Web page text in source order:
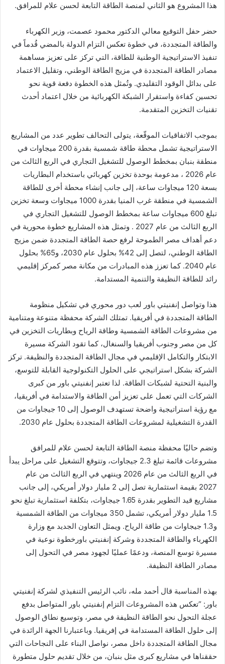
هذا المشروع هو الثاني لمنصة الطاقة التابعة لحسن علام للمرافق.
حضر حفل التوقيع معالي الدكتور محمود عصمت، وزير الكهرباء
والطاقة المتجددة، في خطوة تعكس التزام الدولة بالمضي قُدماً في
تنفيذ الاستراتيجية الوطنية للطاقة، التي تركز على تعزيز مساهمة
مصادر الطاقة المتجددة في مزيج الطاقة الوطني، وتقليل الاعتماد
على بدائل الوقود التقليدي. وتُمثل هذه الخطوة دفعة قوية نحو
تحسين كفاءة واستقرار الشبكة الكهربائية من خلال اعتماد أحدث
تقنيات التخزين المتقدمة.
بموجب الاتفاقيات الموقّعة، يتولى التحالف تطوير عدد من المشاريع
الاستراتيجية تشمل محطة طاقة شمسية بقدرة 200 ميجاوات في
منطقة بنبان بمخطط الوصول للتشغيل التجاري في الربع الثالث من
عام 2026 ، مدعومة بوحدة تخزين كهربائي باستخدام البطاريات
بسعة 120 ميجاوات ساعة، إلى جانب إنشاء محطة أخرى للطاقة
الشمسية في منطقة غرب المنيا بقدرة 1000 ميجاوات وسعة تخزين
تبلغ 600 ميجاوات ساعة بمخطط الوصول للتشغيل التجاري في
الربع الثالث من عام 2027 . وتمثل هذه المشاريع خطوة محورية في
دعم أهداف مصر الطموحة لرفع حصة الطاقة المتجددة ضمن مزيج
الطاقة الوطني، لتصل إلى 42% بحلول عام 2030، و65% بحلول
عام 2040. كما تعزز هذه المبادرات من مكانة مصر كمركز إقليمي
رائد للطاقة النظيفة والتنمية المستدامة.
هذا وتواصل إنفنيتي باور لعب دور محوري في تشكيل منظومة
الطاقة المتجددة في أفريقيا. تمتلك الشركة محفظة متنوعة ومتنامية
من مشروعات الطاقة الشمسية وطاقة الرياح وبطاريات التخزين في
كل من مصر وجنوب أفريقيا والسنغال، كما تقود الشركة مسيرة
الابتكار والتكامل الإقليمي في مجال الطاقة المتجددة والنظيفة. تركز
الشركة بشكل استراتيجي على الحلول التكنولوجية القابلة للتوسع،
والبنية التحتية لشبكات الطاقة. لذا تعتبر إنفنيتي باور من كبرى
الشركات التي تعمل على تعزيز أمن الطاقة والاستدامة في أفريقيا،
مع رؤية استراتيجية واضحة تستهدف الوصول إلى 10 جيجاوات من
القدرة التشغيلية لمشروعات الطاقة المتجددة بحلول عام 2030.
وتضم حاليًا محفظة منصة الطاقة التابعة لحسن علام للمرافق
مشروعات قائمة تبلغ 2.3 جيجاوات، وتتوقع التشغيل على مراحل يبدأ
في الربع الثالث من عام 2026 وينتهي في الربع الثالث من عام
2027 بقيمة استثمارية تصل إلى 2 مليار دولار أمريكي، إلى جانب
مشاريع قيد التطوير بقدرة 1.65 جيجاوات، بتكلفة استثمارية تبلغ نحو
1.5 مليار دولار أمريكي، تشمل 350 ميجاوات من الطاقة الشمسية
و1.3 جيجاوات من طاقة الرياح. ويمثل التعاون الجديد مع وزارة
الكهرباء والطاقة المتجددة وشركة إنفنيتي باورخطوة نوعية في
مسيرة توسع المنصة، ودعمًا عمليًا لجهود مصر في التحول إلى
مصادر الطاقة النظيفة.
بهذه المناسبة قال أحمد مله، نائب الرئيس التنفيذي لشركة إنفنيتي
باور: “تعكس هذه المشروعات التزام إنفنيتي باور المتواصل بدفع
عجلة التحول نحو الطاقة النظيفة في مصر، وتوسيع نطاق الوصول
إلى حلول الطاقة المستدامة في إفريقيا. وباعتبارنا الجهة الرائدة في
مجال الطاقة المتجددة داخل مصر، نواصل البناء على النجاحات التي
حققناها في مشاريع كبرى مثل بنبان، من خلال تقديم حلول متطورة